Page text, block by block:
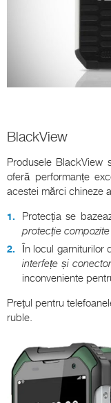
BlackView
Produsele BlackView
oferă performanțe
acestei mărci chineze
Protecția se
protecție compozite
În locul garniturilor
interfețe și
inconveniente
Prețul pentru
ruble.